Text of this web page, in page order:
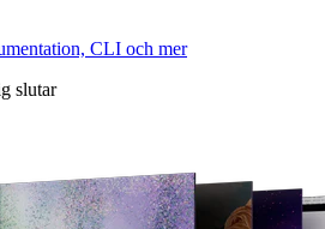
CLI och mer
slutar